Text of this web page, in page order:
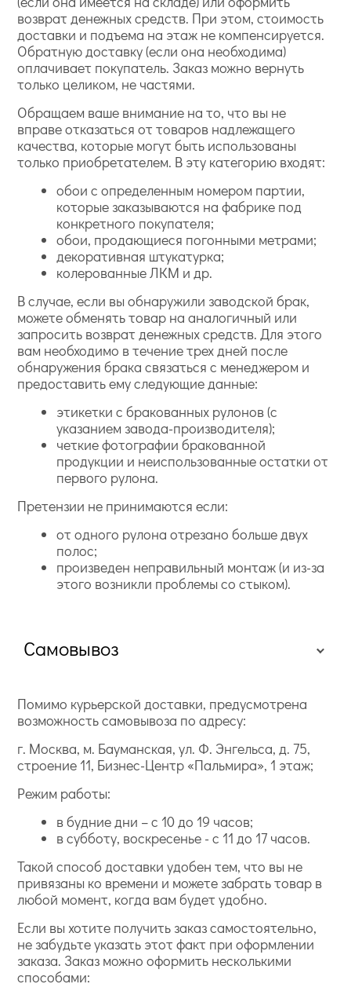
возврат денежных средств. При этом, стоимость
доставки и подъема на этаж не компенсируется.
Обратную доставку (если она необходима)
оплачивает покупатель. Заказ можно вернуть
только целиком, не частями.
Обращаем ваше внимание на то, что вы не
вправе отказаться от товаров надлежащего
качества, которые могут быть использованы
только приобретателем. В эту категорию входят:
обои с определенным номером партии,
которые заказываются на фабрике под
конкретного покупателя;
обои, продающиеся погонными метрами;
декоративная штукатурка;
колерованные ЛКМ и др.
В случае, если вы обнаружили заводской брак,
можете обменять товар на аналогичный или
запросить возврат денежных средств. Для этого
вам необходимо в течение трех дней после
обнаружения брака связаться с менеджером и
предоставить ему следующие данные:
этикетки с бракованных рулонов (с
указанием завода-производителя);
четкие фотографии бракованной
продукции и неиспользованные остатки от
первого рулона.
Претензии не принимаются если:
от одного рулона отрезано больше двух
полос;
произведен неправильный монтаж (и из-за
этого возникли проблемы со стыком).
Самовывоз
Помимо курьерской доставки, предусмотрена
возможность самовывоза по адресу:
г. Москва, м. Бауманская, ул. Ф. Энгельса, д. 75,
строение 11, Бизнес-Центр «Пальмира», 1 этаж;
Режим работы:
в будние дни – с 10 до 19 часов;
в субботу, воскресенье - с 11 до 17 часов.
Такой способ доставки удобен тем, что вы не
привязаны ко времени и можете забрать товар в
любой момент, когда вам будет удобно.
Если вы хотите получить заказ самостоятельно,
не забудьте указать этот факт при оформлении
заказа. Заказ можно оформить несколькими
способами: